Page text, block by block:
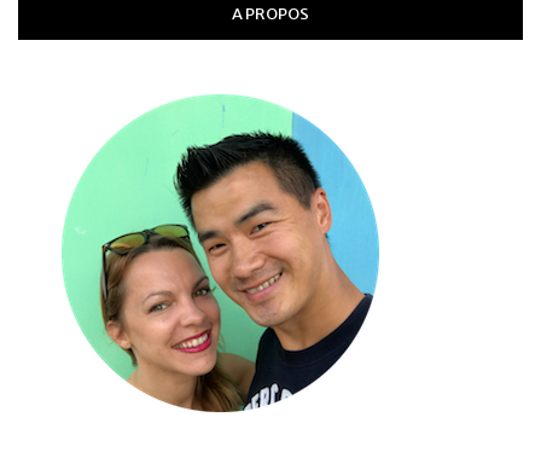
A PROPOS